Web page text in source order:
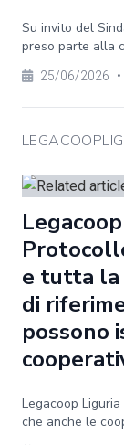
Su invito del
preso parte alla
25/06/2026 •
e tutta la
di
possono
Legacoop
che anche le